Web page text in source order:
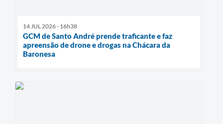
14 JUL 2026 - 16h38
GCM de Santo André prende traficante e faz
apreensão de drone e drogas na Chácara da
Baronesa